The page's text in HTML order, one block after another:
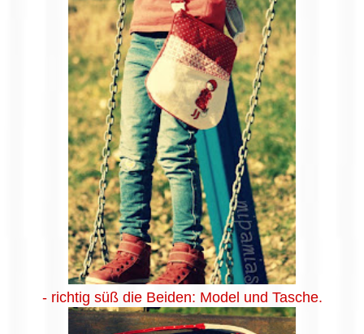
- richtig süß die Beiden: Model und Tasche.